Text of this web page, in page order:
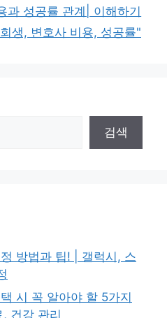
과 성공률 관계| 이해하기
생, 변호사 비용, 성공률"
검색
방법과 팁! | 갤럭시, 스
시 꼭 알아야 할 5가지
건강 관리